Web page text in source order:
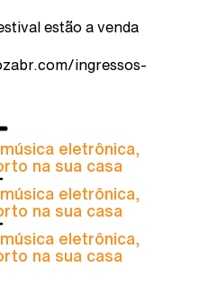
estão a venda
ingressos-
eletrônica,
na sua casa
eletrônica,
na sua casa
eletrônica,
na sua casa